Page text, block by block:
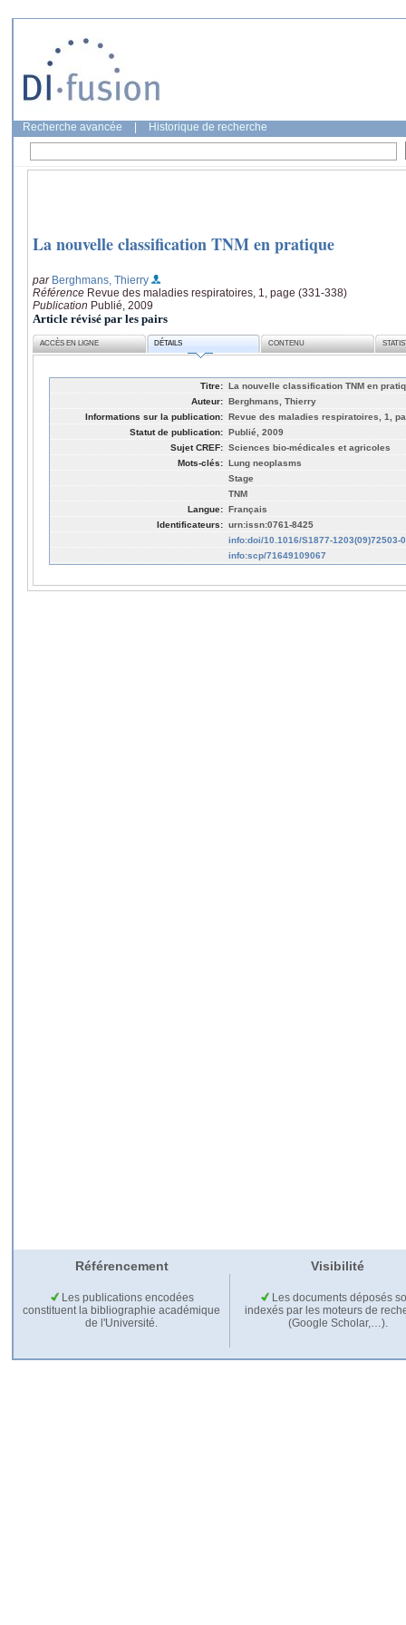
Recherche avancée Historique de recherche
La nouvelle classification TNM en pratique
par Berghmans, Thierry
Référence Revue des maladies respiratoires, 1, page (331-338)
Publication Publié, 2009
Article révisé par les pairs
ACCÈS EN LIGNE DÉTAILS CONTENU
Titre: La nouvelle classification TNM en
Auteur: Berghmans, Thierry
Informations sur la publication: Revue des maladies respiratoires, 1,
Statut de publication: Publié, 2009
Sujet CREF: Sciences bio-médicales et agricoles
Mots-clés: Lung neoplasms
Stage
TNM
Langue: Français
Identificateurs: urn:issn:0761-8425
info:doi/10.1016/S1877-1203(09)72503-0
info:scp/71649109067
Référencement Visibilité
Les publications encodées
constituent la bibliographie académique
de l'Université.
Les documents déposés
indexés par les moteurs de
(Google Scholar,…).